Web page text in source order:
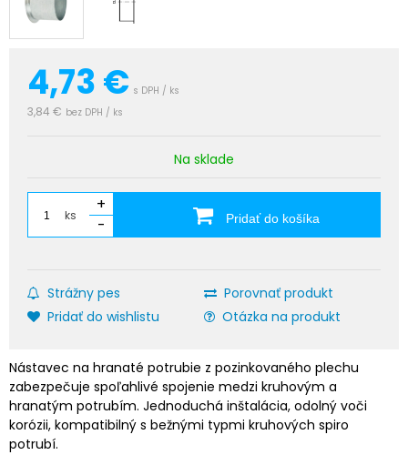
4,73€ s DPH / ks
3,84 € bez DPH / ks
Na sklade
ks
+
-
Pridať do košíka
Strážny pes
Porovnať produkt
Pridať do wishlistu
Otázka na produkt
Nástavec na hranaté potrubie z pozinkovaného plechu
zabezpečuje spoľahlivé spojenie medzi kruhovým a
hranatým potrubím. Jednoduchá inštalácia, odolný voči
korózii, kompatibilný s bežnými typmi kruhových spiro
potrubí.